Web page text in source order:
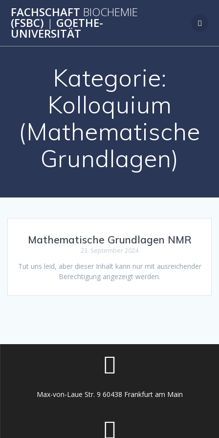
Inhalt
FACHSCHAFT BIOCHEMIE
(FSBC) | GOETHE-
UNIVERSITÄT
Kategorie:
Kolloquium
(Mathematische
Grundlagen)
Mathematische Grundlagen NMR
23. September 2024
Tut uns leid, aber dieser Inhalt kann nur mit ausreichender
Berechtigung angezeigt werden.
Max-von-Laue Str. 9 60438 Frankfurt am Main